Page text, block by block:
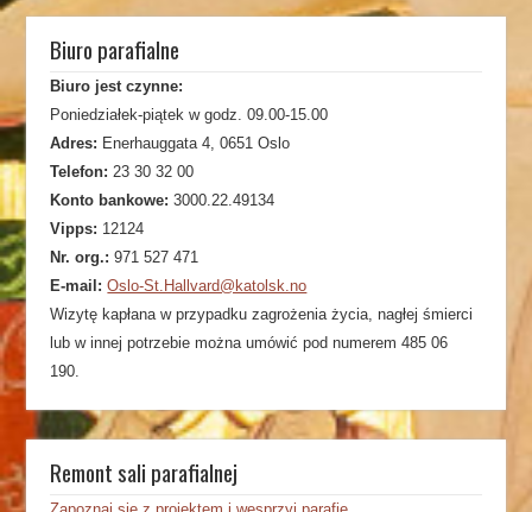
Biuro parafialne
Biuro jest czynne:
Poniedziałek-piątek w godz. 09.00-15.00
Adres: Enerhauggata 4, 0651 Oslo
Telefon: 23 30 32 00
Konto bankowe: 3000.22.49134
Vipps: 12124
Nr. org.: 971 527 471
E-mail: Oslo-St.Hallvard@katolsk.no
Wizytę kapłana w przypadku zagrożenia życia, nagłej śmierci
lub w innej potrzebie można umówić pod numerem 485 06
190.
Remont sali parafialnej